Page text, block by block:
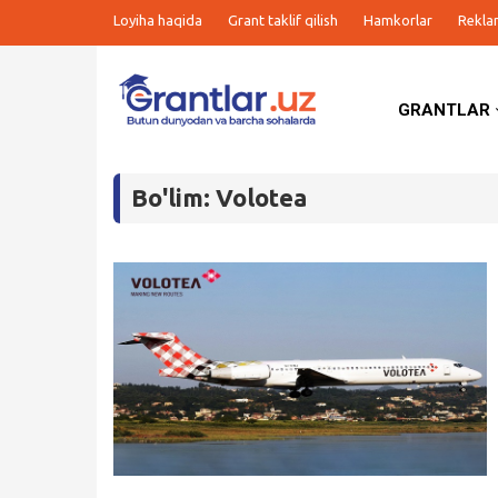
Loyiha haqida Grant taklif qilish Hamkorlar
GRANTLAR
Bo'lim: Volotea